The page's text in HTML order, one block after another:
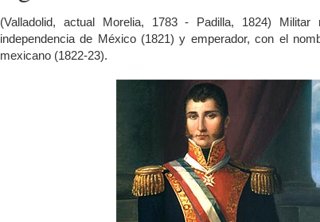
(Valladolid, actual Morelia, 1783 - Padilla, 1824)
independencia de México (1821) y emperador, con el
mexicano (1822-23).